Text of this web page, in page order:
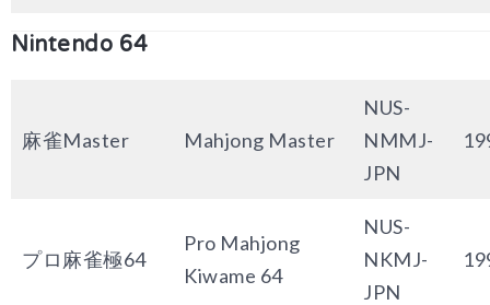
Nintendo 64
麻雀Master Mahjong Master
NUS-
NMMJ-
JPN
プロ麻雀極64
Pro Mahjong
Kiwame 64
NUS-
NKMJ-
JPN